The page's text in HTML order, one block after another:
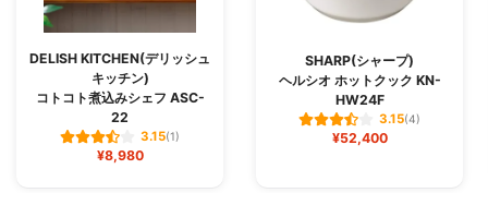
DELISH KITCHEN(デリッシュ
キッチン)
コトコト煮込みシェフ ASC-
22
3.15(1)
¥8,980
SHARP(シャープ)
ヘルシオ ホットクック KN-
HW24F
3.15(4)
¥52,400